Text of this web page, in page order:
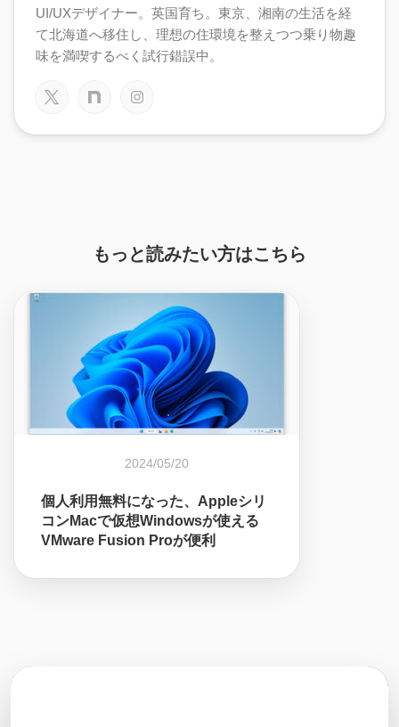
UI/UXデザイナー。英国育ち。東京、湘南の生活を経
て北海道へ移住し、理想の住環境を整えつつ乗り物趣
味を満喫するべく試行錯誤中。
もっと読みたい方はこちら
2024/05/20
個人利用無料になった、Appleシリ
コンMacで仮想Windowsが使える
VMware Fusion Proが便利